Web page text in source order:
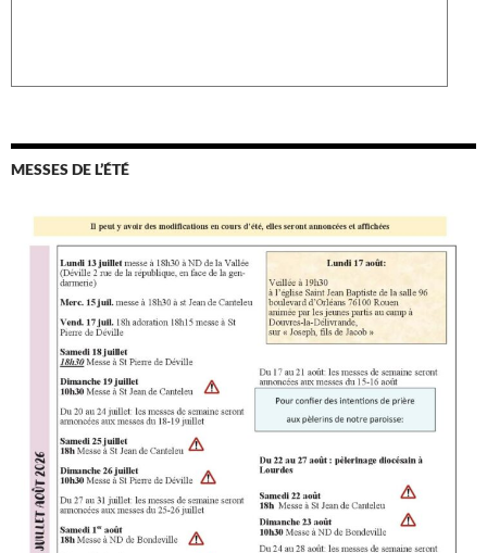
MESSES DE L’ÉTÉ